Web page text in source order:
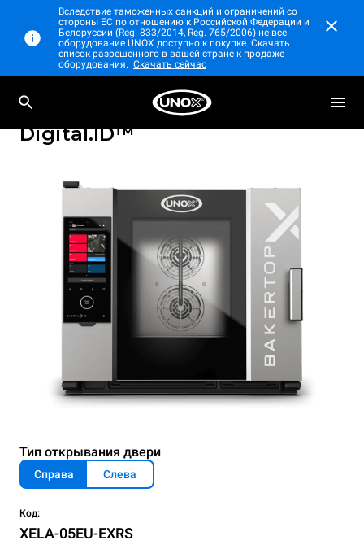
Вследствие таможенных санкций и ограничений со
стороны ЕС по отношению к Российской Федерации и
Белоруссии (Reg. 833/2014, Reg. 765/2006) не все
оборудование UNOX доступно к покупке. Скачать
список разрешенного в вашей стране к продаже
оборудования. Скачать сейчас
Профессиональный настольный
пароконвектомат
BAKERTOP-X™
Digital.ID™
Тип открывания двери
Справа Слева
Код:
XELA-05EU-EXRS